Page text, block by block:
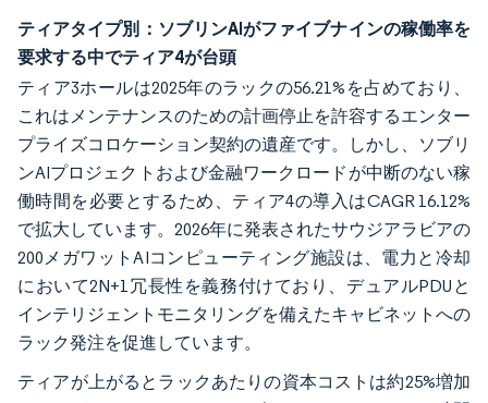
ティアタイプ別：ソブリンAIがファイブナインの稼働率を
要求する中でティア4が台頭
ティア3ホールは2025年のラックの56.21%を占めており、
これはメンテナンスのための計画停止を許容するエンター
プライズコロケーション契約の遺産です。しかし、ソブリ
ンAIプロジェクトおよび金融ワークロードが中断のない稼
働時間を必要とするため、ティア4の導入はCAGR 16.12%
で拡大しています。2026年に発表されたサウジアラビアの
200メガワットAIコンピューティング施設は、電力と冷却
において2N+1冗長性を義務付けており、デュアルPDUと
インテリジェントモニタリングを備えたキャビネットへの
ラック発注を促進しています。
ティアが上がるとラックあたりの資本コストは約25%増加